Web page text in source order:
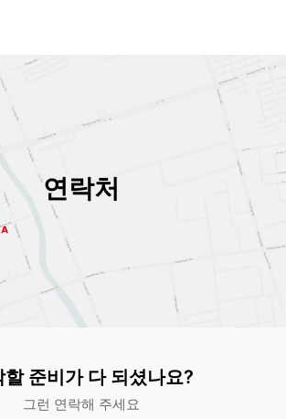
연락처
할 준비가 다 되셨나요?
그런 연락해 주세요